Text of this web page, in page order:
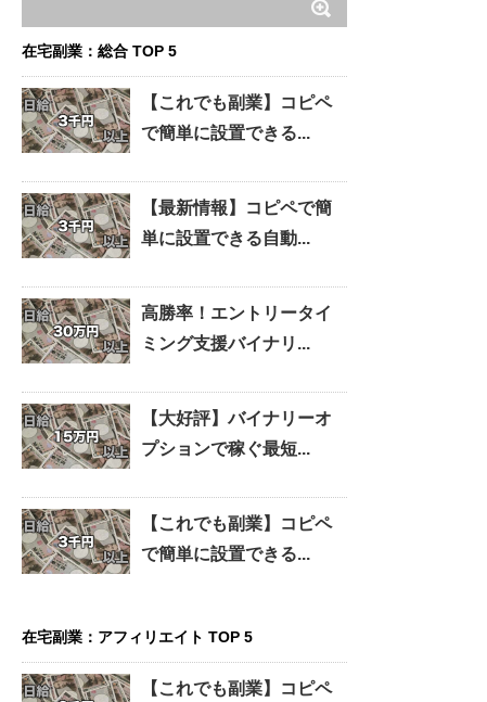
在宅副業：総合 TOP 5
【これでも副業】コピペ
で簡単に設置できる...
【最新情報】コピペで簡
単に設置できる自動...
高勝率！エントリータイ
ミング支援バイナリ...
【大好評】バイナリーオ
プションで稼ぐ最短...
【これでも副業】コピペ
で簡単に設置できる...
在宅副業：アフィリエイト TOP 5
【これでも副業】コピペ